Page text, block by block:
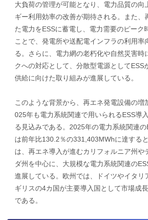
大負荷の管理が可能となり、電力品質の向
ギー利用効率の改善が期待される。また、
た電力をESSに蓄電し、電力需要のピーク
ことで、発電所や送配電インフラの利用率
る。さらに、電力網の老朽化や自然災害時
クへの対応として、分散型電源としてESS
供給に向けた取り組みが進展している。
このような背景から、再エネ発電設備の増
025年も電力系統関連で用いられるESS導
る見込みである。2025年の電力系統関連
は前年比130.2％の331,403MWhに達する
は、再エネ導入が進むカリフォルニア州や
ダ州を中心に、大規模な電力系統関連の
進展している。欧州では、ドイツやイタリ
ギリスの4カ国が主要導入国として市場成
である。